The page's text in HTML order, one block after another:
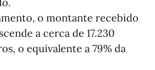
o montante recebido
a cerca de 17.230
o equivalente a 79% da